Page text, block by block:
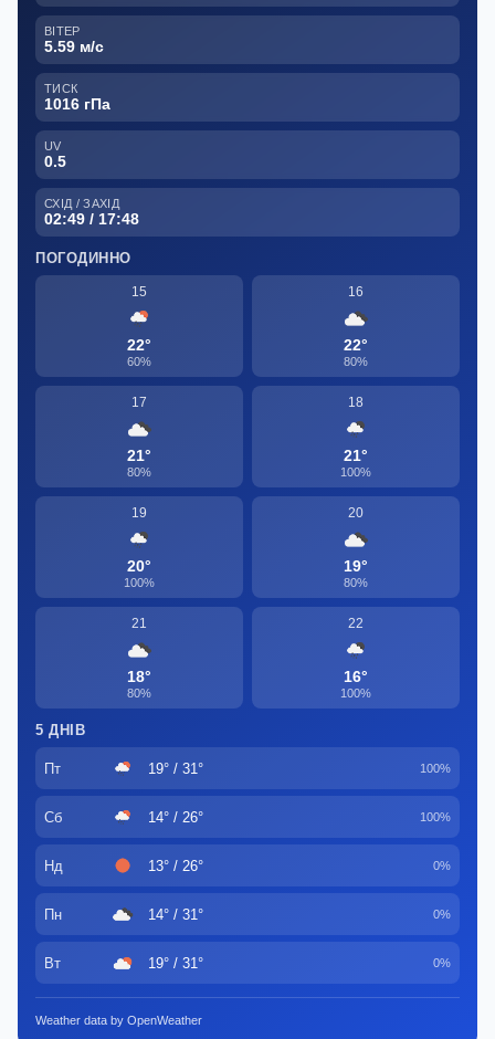
ВІТЕР
5.59 м/с
ТИСК
1016 гПа
UV
0.5
СХІД / ЗАХІД
02:49 / 17:48
ПОГОДИННО
15
22°
60%
16
22°
80%
17
21°
80%
18
21°
100%
19
20°
100%
20
19°
80%
21
18°
80%
22
16°
100%
5 ДНІВ
Пт 19° / 31° 100%
Сб 14° / 26° 100%
Нд 13° / 26° 0%
Пн 14° / 31° 0%
Вт 19° / 31° 0%
Weather data by OpenWeather